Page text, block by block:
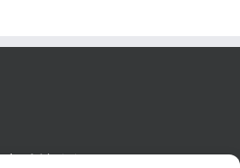
nº 4 bajo izq.